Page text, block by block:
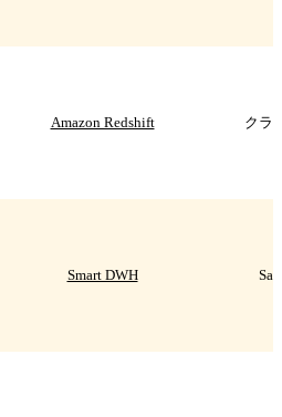
Amazon Redshift クラ
Smart DWH